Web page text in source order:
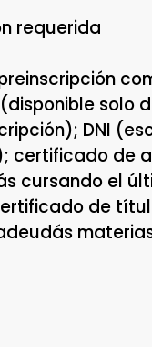
requerida
solo
DNI
certificado de
cursando el
de